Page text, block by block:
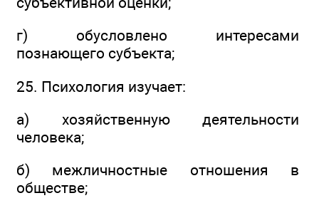
г) обусловлено интересами
познающего субъекта;
25. Психология изучает:
а) хозяйственную деятельности
человека;
б) межличностные отношения в
обществе;